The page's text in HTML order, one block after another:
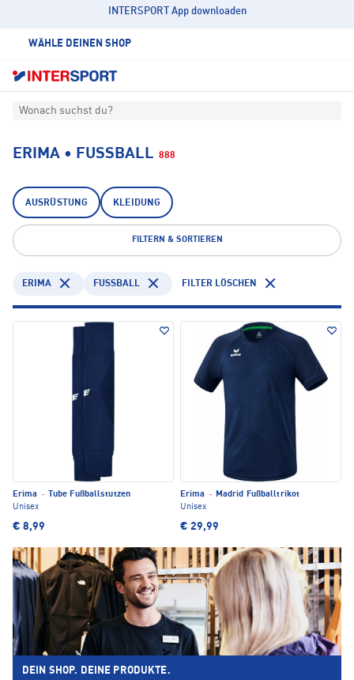
INTERSPORT App downloaden
WÄHLE DEINEN SHOP
Wonach suchst du?
ERIMA • FUSSBALL 888
AUSRÜSTUNG KLEIDUNG
FILTERN & SORTIEREN
ERIMA FUSSBALL FILTER LÖSCHEN
Erima ·
Tube Fußballstutzen
Unisex
€ 8,99
Erima ·
Madrid Fußballtrikot
Unisex
€ 29,99
DEIN SHOP. DEINE PRODUKTE.